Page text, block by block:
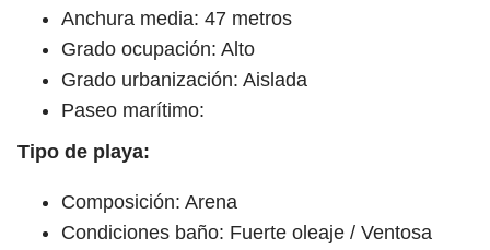
Anchura media: 47 metros
Grado ocupación: Alto
Grado urbanización: Aislada
Paseo marítimo:
Tipo de playa:
Composición: Arena
Condiciones baño: Fuerte oleaje / Ventosa